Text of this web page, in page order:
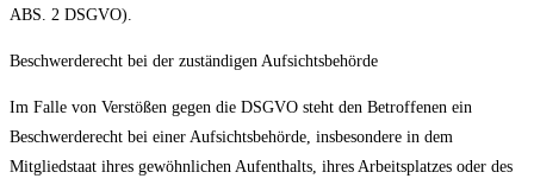
ABS. 2 DSGVO).
Beschwerderecht bei der zuständigen Aufsichtsbehörde
Im Falle von Verstößen gegen die DSGVO steht den Betroffenen ein
Beschwerderecht bei einer Aufsichtsbehörde, insbesondere in dem
Mitgliedstaat ihres gewöhnlichen Aufenthalts, ihres Arbeitsplatzes oder des